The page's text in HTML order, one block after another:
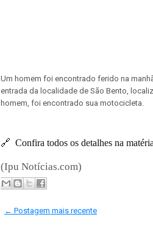
Um homem foi encontrado ferido na
entrada da localidade de São Bento,
homem, foi encontrado sua motocicleta.
🔗 Confira todos os detalhes na
(Ipu Notícias.com)
← Postagem mais recente